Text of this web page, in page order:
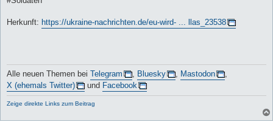
Herkunft: https://ukraine-nachrichten.de/eu-wird- ... llas_23538
Alle neuen Themen bei Telegram , Bluesky , Mastodon
,
X (ehemals Twitter)
und Facebook
Zeige direkte Links zum Beitrag